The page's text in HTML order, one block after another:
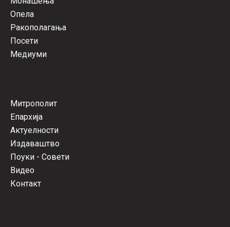
Опела
Ракополагања
Посети
Медиуми
Митрополит
Епархија
Актуелности
Издаваштво
Поуки - Совети
Видео
Контакт